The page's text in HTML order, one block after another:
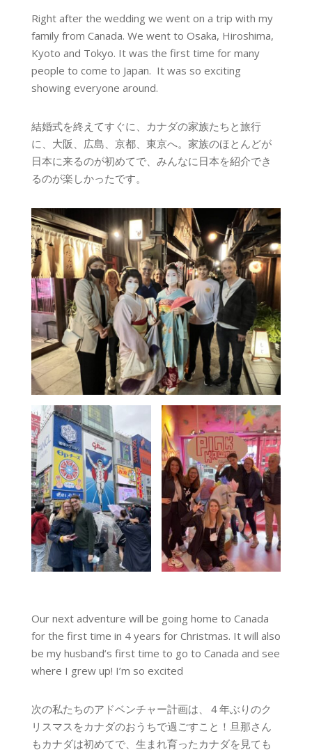
Right after the wedding we went on a trip with my
family from Canada. We went to Osaka, Hiroshima,
Kyoto and Tokyo. It was the first time for many
people to come to Japan. It was so exciting
showing everyone around.
結婚式を終えてすぐに、カナダの家族たちと旅行
に、大阪、広島、京都、東京へ。家族のほとんどが
日本に来るのが初めてで、みんなに日本を紹介でき
るのが楽しかったです。
Our next adventure will be going home to Canada
for the first time in 4 years for Christmas. It will also
be my husband’s first time to go to Canada and see
where I grew up! I’m so excited
次の私たちのアドベンチャー計画は、４年ぶりのク
リスマスをカナダのおうちで過ごすこと！旦那さん
もカナダは初めてで、生まれ育ったカナダを見ても